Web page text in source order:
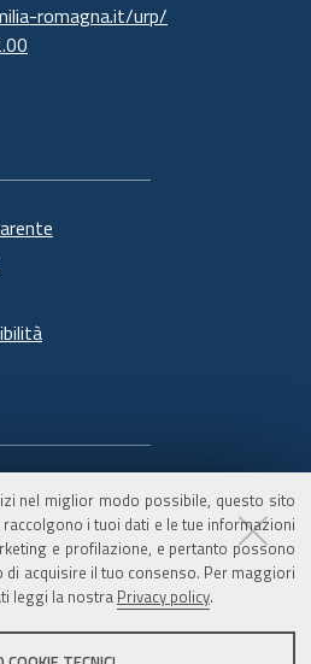
nel miglior modo possibile, questo sito
raccolgono i tuoi dati e le tue informazioni
e profilazione, e pertanto possono
acquisire il tuo consenso. Per maggiori
leggi la nostra Privacy policy.
romagna.it/urp/